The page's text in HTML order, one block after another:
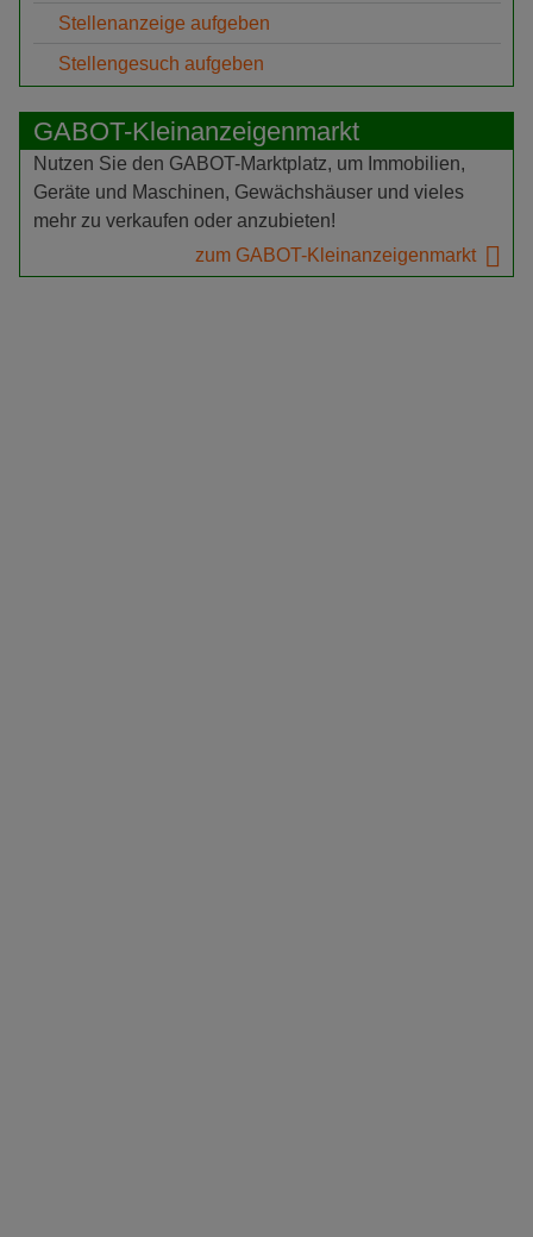
Stellenanzeige aufgeben
Stellengesuch aufgeben
GABOT-Kleinanzeigenmarkt
Nutzen Sie den GABOT-Marktplatz, um Immobilien,
Geräte und Maschinen, Gewächshäuser und vieles
mehr zu verkaufen oder anzubieten!
zum GABOT-Kleinanzeigenmarkt